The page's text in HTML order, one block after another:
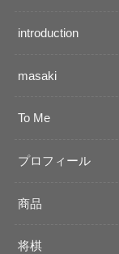
introduction
masaki
To Me
プロフィール
商品
将棋